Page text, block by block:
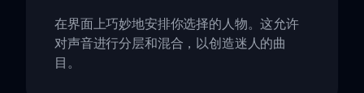
在界面上巧妙地安排你选择的人物。这允许
对声音进行分层和混合，以创造迷人的曲
目。